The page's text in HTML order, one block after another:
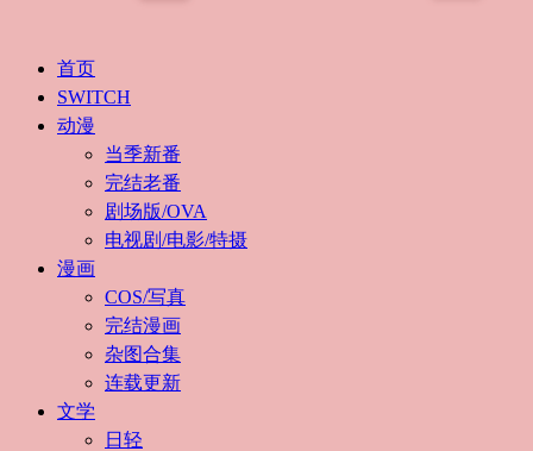
首页
SWITCH
动漫
当季新番
完结老番
剧场版/OVA
电视剧/电影/特摄
漫画
COS/写真
完结漫画
杂图合集
连载更新
文学
日轻